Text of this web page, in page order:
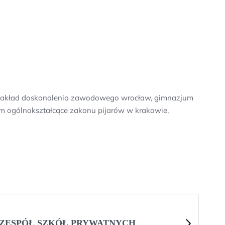
doskonalenia zawodowego wrocław, gimnazjum
ogólnokształcące zakonu pijarów w krakowie,
SZKÓŁ PRYWATNYCH